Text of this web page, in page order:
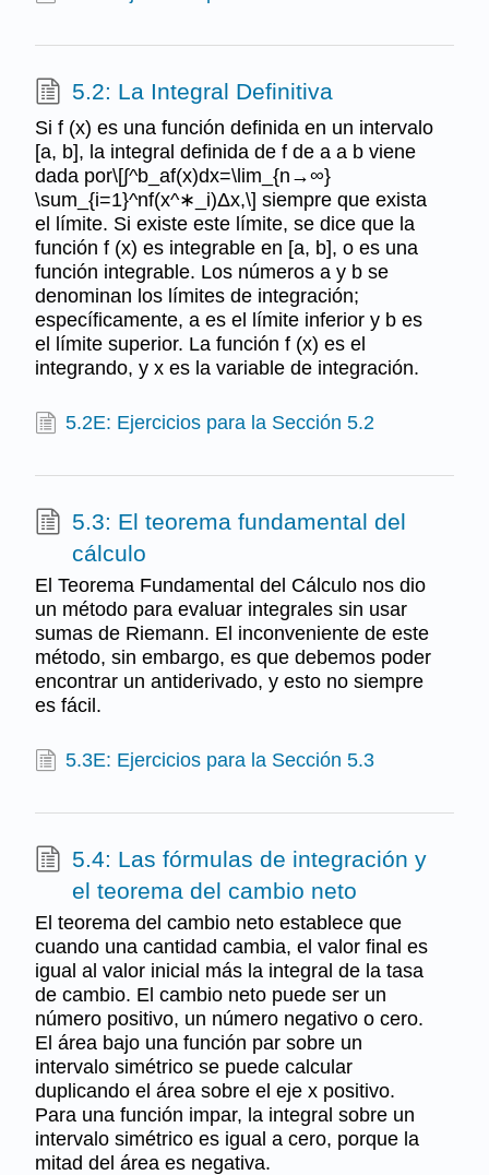
5.2: La Integral Definitiva
Si f (x) es una función definida en un intervalo
[a, b], la integral definida de f de a a b viene
dada por\[∫^b_af(x)dx=\lim_{n→∞}
\sum_{i=1}^nf(x^∗_i)Δx,\] siempre que exista
el límite. Si existe este límite, se dice que la
función f (x) es integrable en [a, b], o es una
función integrable. Los números a y b se
denominan los límites de integración;
específicamente, a es el límite inferior y b es
el límite superior. La función f (x) es el
integrando, y x es la variable de integración.
5.2E: Ejercicios para la Sección 5.2
5.3: El teorema fundamental del
cálculo
El Teorema Fundamental del Cálculo nos dio
un método para evaluar integrales sin usar
sumas de Riemann. El inconveniente de este
método, sin embargo, es que debemos poder
encontrar un antiderivado, y esto no siempre
es fácil.
5.3E: Ejercicios para la Sección 5.3
5.4: Las fórmulas de integración y
el teorema del cambio neto
El teorema del cambio neto establece que
cuando una cantidad cambia, el valor final es
igual al valor inicial más la integral de la tasa
de cambio. El cambio neto puede ser un
número positivo, un número negativo o cero.
El área bajo una función par sobre un
intervalo simétrico se puede calcular
duplicando el área sobre el eje x positivo.
Para una función impar, la integral sobre un
intervalo simétrico es igual a cero, porque la
mitad del área es negativa.